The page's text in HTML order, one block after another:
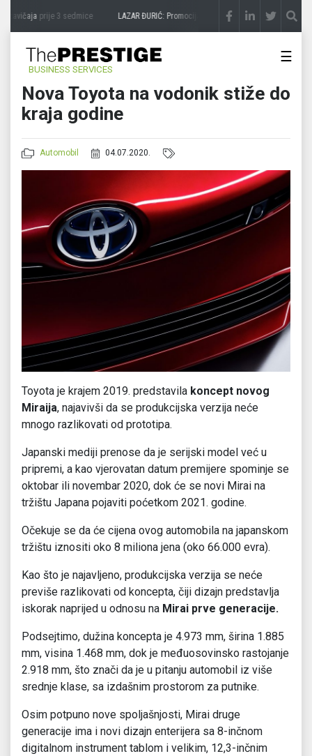
zavičajaprije 3 sedmice LAZAR ĐURIĆ: Promocija potencijal pretvara u destinaciju
BUSINESS SERVICES
☰
Nova Toyota na vodonik stiže do
kraja godine
Automobil 04.07.2020.
Toyota je krajem 2019. predstavila koncept novog
Miraija, najavivši da se produkcijska verzija neće
mnogo razlikovati od prototipa.
Japanski mediji prenose da je serijski model već u
pripremi, a kao vjerovatan datum premijere spominje se
oktobar ili novembar 2020, dok će se novi Mirai na
tržištu Japana pojaviti poćetkom 2021. godine.
Očekuje se da će cijena ovog automobila na japanskom
tržištu iznositi oko 8 miliona jena (oko 66.000 evra).
Kao što je najavljeno, produkcijska verzija se neće
previše razlikovati od koncepta, čiji dizajn predstavlja
iskorak naprijed u odnosu na Mirai prve generacije.
Podsejtimo, dužina koncepta je 4.973 mm, širina 1.885
mm, visina 1.468 mm, dok je međuosovinsko rastojanje
2.918 mm, što znači da je u pitanju automobil iz više
srednje klase, sa izdašnim prostorom za putnike.
Osim potpuno nove spoljašnjosti, Mirai druge
generacije ima i novi dizajn enterijera sa 8-inčnom
digitalnom instrument tablom i velikim, 12,3-inčnim